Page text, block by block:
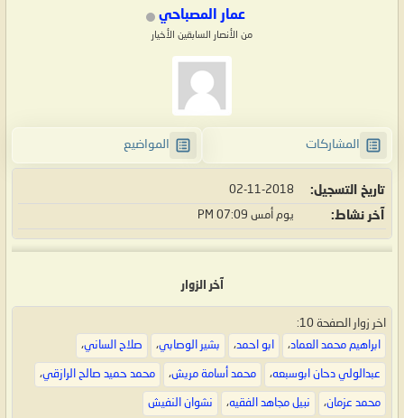
عمار المصباحي
من الأنصار السابقين الأخيار
المشاركات المواضيع
تاريخ التسجيل 02-11-2018
آخر نشاط يوم أمس 07:09 PM
آخر الزوار
اخر زوار الصفحة 10:
ابراهيم محمد العماد، ابو احمد، بشير الوصابي، صلاح الساني،
عبدالولي دحان ابوسبعه، محمد أسامة مريش، محمد حميد صالح الرازقي،
محمد عزمان، نبيل مجاهد الفقيه، نشوان النفيش